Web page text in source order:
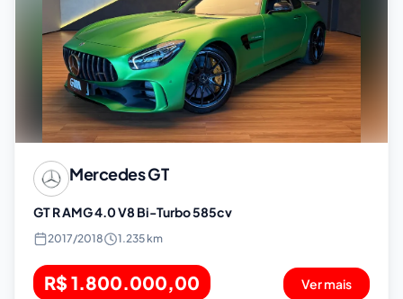
MercedesGT
GT R AMG 4.0 V8 Bi-Turbo 585cv
2017/2018 1.235 km
R$ 1.800.000,00 Ver mais